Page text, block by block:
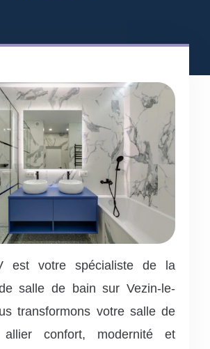
est votre spécialiste de la
salle de bain sur Vezin-le-
transformons votre salle de
confort, modernité et